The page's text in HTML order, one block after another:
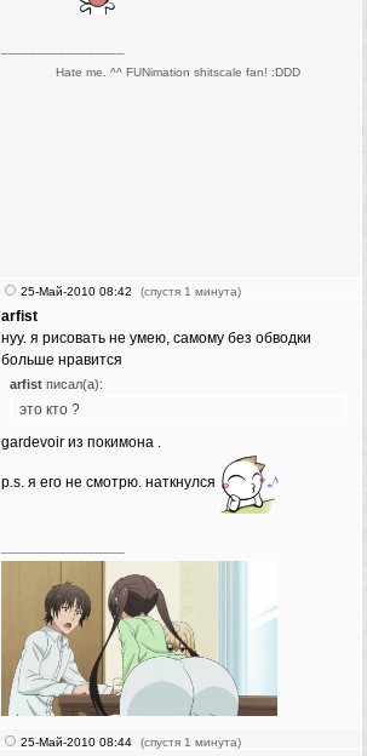
Hate me. ^^ FUNimation shitscale fan! :DDD
25-Май-2010 08:42 (спустя 1 минута)
arfist
нуу. я рисовать не умею, самому без обводки
больше нравится
arfist писал(а):
это кто ?
gardevoir из покимона .
p.s. я его не смотрю. наткнулся
25-Май-2010 08:44 (спустя 1 минута)